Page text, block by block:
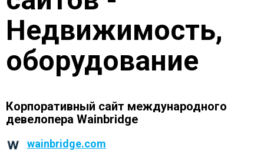
Недвижимость,
обoрудование
Корпоративный сайт международного
девелопера Wainbridge
wainbridge.com